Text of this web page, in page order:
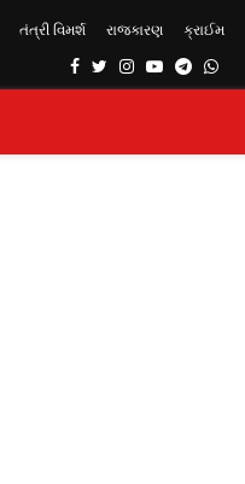
તંત્રી વિમર્શ રાજકારણ ક્રાઈમ
Facebook
TwitterInstagram
Youtube